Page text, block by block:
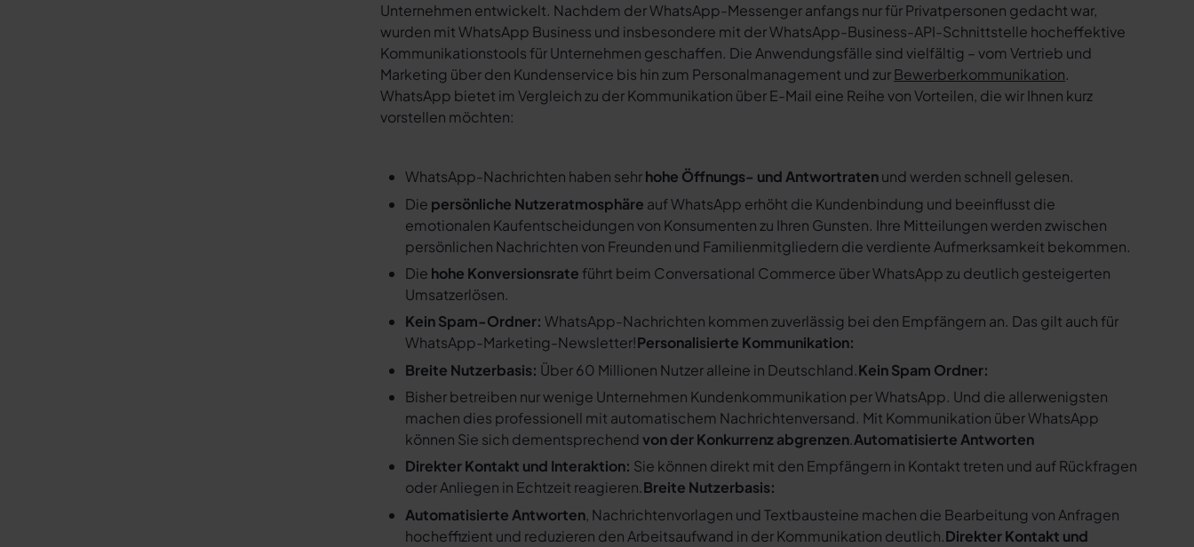
Unternehmen entwickelt. Nachdem der WhatsApp-Messenger anfangs nur für Privatpersonen gedacht war,
wurden mit WhatsApp Business und insbesondere mit der WhatsApp-Business-API-Schnittstelle hocheffektive
Kommunikationstools für Unternehmen geschaffen. Die Anwendungsfälle sind vielfältig – vom Vertrieb und
Marketing über den Kundenservice bis hin zum Personalmanagement und zurBewerberkommunikation.
WhatsApp bietet im Vergleich zu der Kommunikation über E-Mail eine Reihe von Vorteilen, die wir Ihnen kurz
vorstellen möchten:
WhatsApp-Nachrichten haben sehrhohe Öffnungs- und Antwortratenund werden schnell gelesen.
Die persönliche Nutzeratmosphäre auf WhatsApp erhöht die Kundenbindung und beeinflusst die
emotionalen Kaufentscheidungen von Konsumenten zu Ihren Gunsten. Ihre Mitteilungen werden zwischen
persönlichen Nachrichten von Freunden und Familienmitgliedern die verdiente Aufmerksamkeit bekommen.
Die hohe Konversionsrate führt beim Conversational Commerce über WhatsApp zu deutlich gesteigerten
Umsatzerlösen.
Kein Spam-Ordner: WhatsApp-Nachrichten kommen zuverlässig bei den Empfängern an. Das gilt auch für
WhatsApp-Marketing-Newsletter!Personalisierte Kommunikation:
Breite Nutzerbasis: Über 60 Millionen Nutzer alleine in Deutschland.Kein Spam Ordner:
Bisher betreiben nur wenige Unternehmen Kundenkommunikation per WhatsApp. Und die allerwenigsten
machen dies professionell mit automatischem Nachrichtenversand. Mit Kommunikation über WhatsApp
können Sie sich dementsprechendvon der Konkurrenz abgrenzen.Automatisierte Antworten
Direkter Kontakt und Interaktion: Sie können direkt mit den Empfängern in Kontakt treten und auf Rückfragen
oder Anliegen in Echtzeit reagieren.Breite Nutzerbasis:
Automatisierte Antworten, Nachrichtenvorlagen und Textbausteine machen die Bearbeitung von Anfragen
hocheffizient und reduzieren den Arbeitsaufwand in der Kommunikation deutlich.Direkter Kontakt und